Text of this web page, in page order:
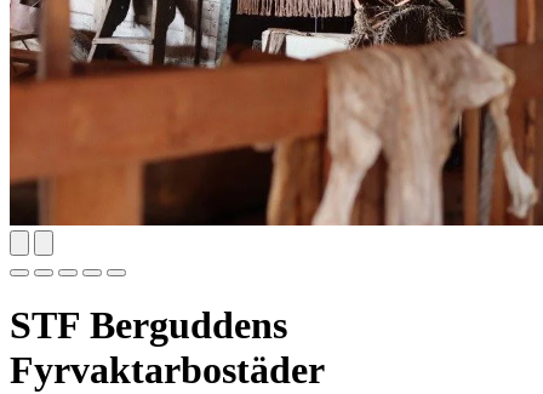
STF Berguddens
Fyrvaktarbostäder